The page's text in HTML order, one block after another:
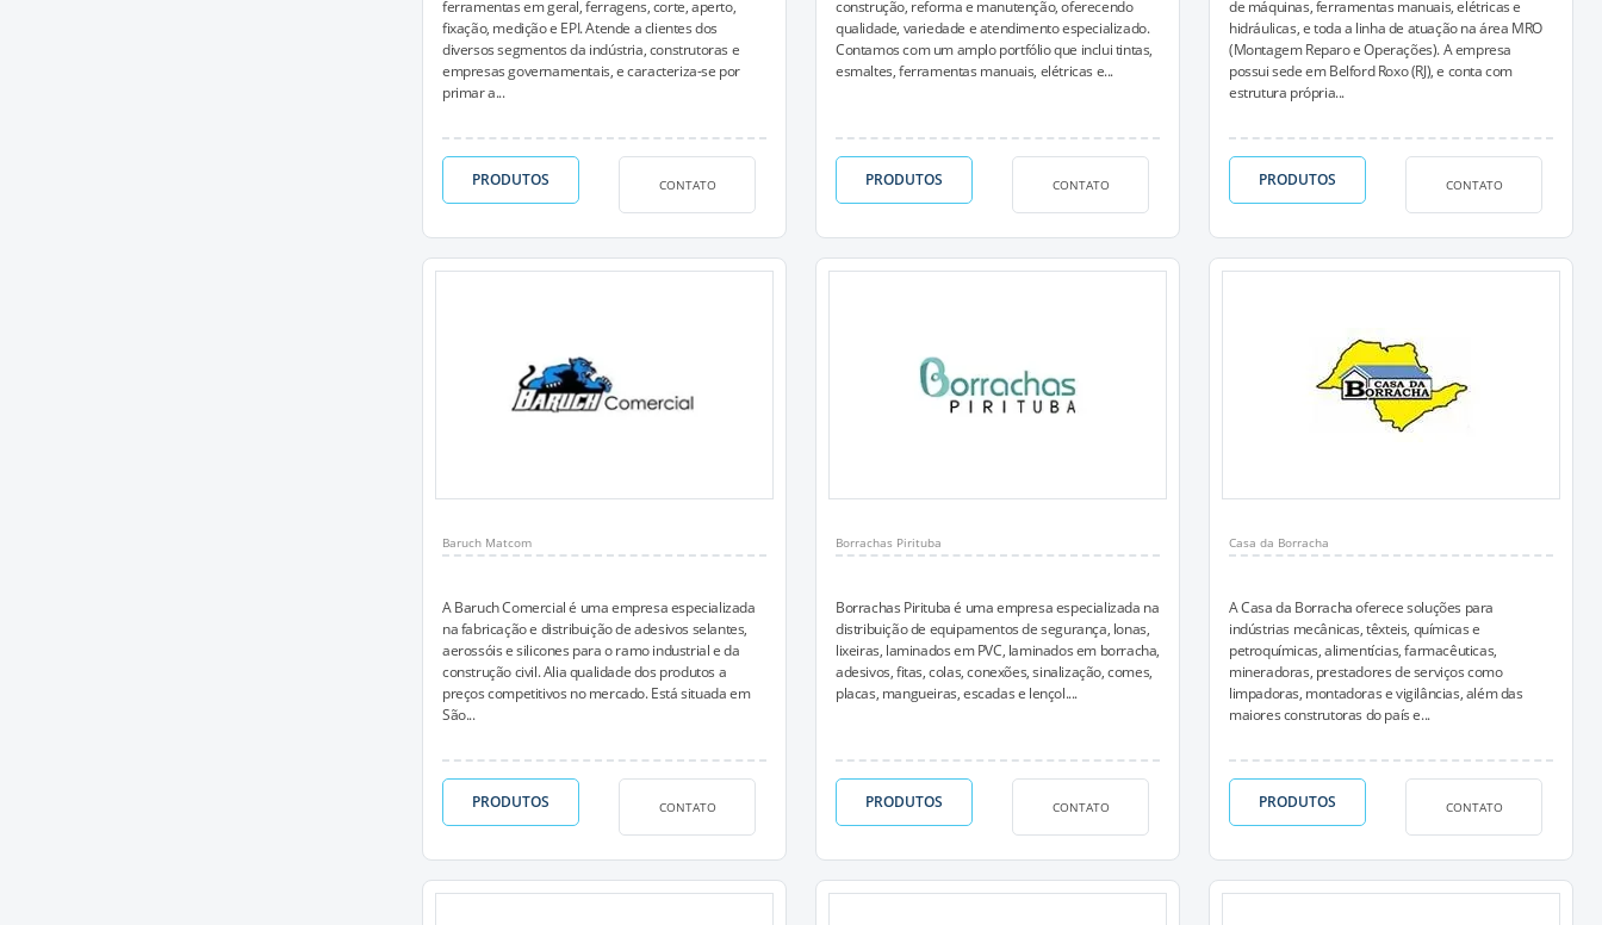
ferramentas em geral, ferragens, corte, aperto,
fixação, medição e EPI. Atende a clientes dos
diversos segmentos da indústria, construtoras e
empresas governamentais, e caracteriza-se por
primar a...
PRODUTOS CONTATO
construção, reforma e manutenção, oferecendo
qualidade, variedade e atendimento especializado.
Contamos com um amplo portfólio que inclui tintas,
esmaltes, ferramentas manuais, elétricas e...
PRODUTOS CONTATO
de máquinas, ferramentas manuais, elétricas e
hidráulicas, e toda a linha de atuação na área MRO
(Montagem Reparo e Operações). A empresa
possui sede em Belford Roxo (RJ), e conta com
estrutura própria...
PRODUTOS CONTATO
Baruch Matcom
A Baruch Comercial é uma empresa especializada
na fabricação e distribuição de adesivos selantes,
aerossóis e silicones para o ramo industrial e da
construção civil. Alia qualidade dos produtos a
preços competitivos no mercado. Está situada em
São...
PRODUTOS CONTATO
Borrachas Pirituba
Borrachas Pirituba é uma empresa especializada na
distribuição de equipamentos de segurança, lonas,
lixeiras, laminados em PVC, laminados em borracha,
adesivos, fitas, colas, conexões, sinalização, comes,
placas, mangueiras, escadas e lençol....
PRODUTOS CONTATO
Casa da Borracha
A Casa da Borracha oferece soluções para
indústrias mecânicas, têxteis, químicas e
petroquímicas, alimentícias, farmacêuticas,
mineradoras, prestadores de serviços como
limpadoras, montadoras e vigilâncias, além das
maiores construtoras do país e...
PRODUTOS CONTATO